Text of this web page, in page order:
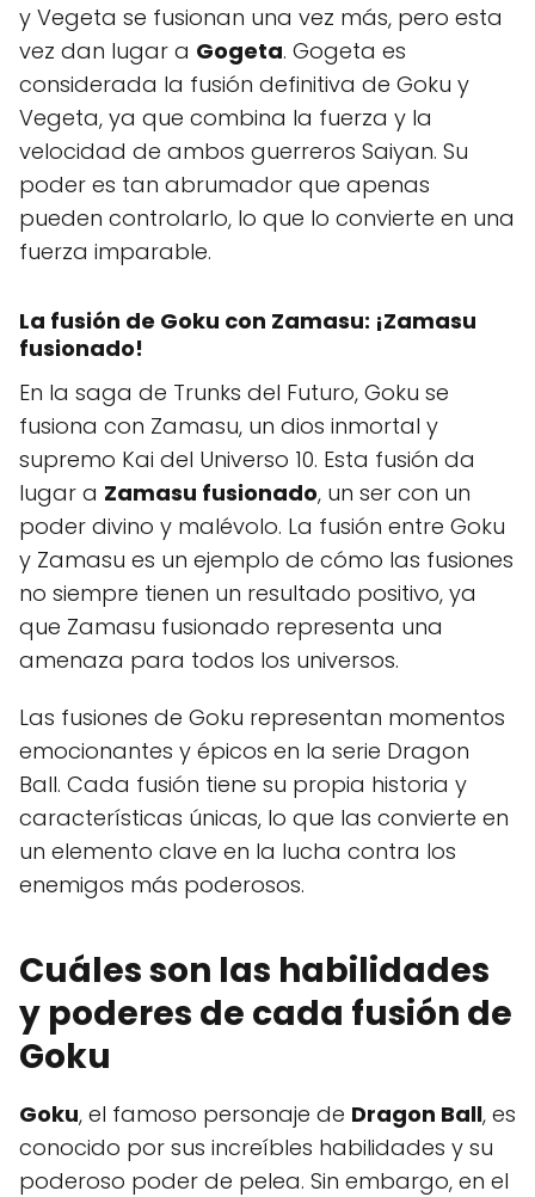
y Vegeta se fusionan una vez más, pero esta
vez dan lugar a Gogeta. Gogeta es
considerada la fusión definitiva de Goku y
Vegeta, ya que combina la fuerza y la
velocidad de ambos guerreros Saiyan. Su
poder es tan abrumador que apenas
pueden controlarlo, lo que lo convierte en una
fuerza imparable.
La fusión de Goku con Zamasu: ¡Zamasu
fusionado!
En la saga de Trunks del Futuro, Goku se
fusiona con Zamasu, un dios inmortal y
supremo Kai del Universo 10. Esta fusión da
lugar a Zamasu fusionado, un ser con un
poder divino y malévolo. La fusión entre Goku
y Zamasu es un ejemplo de cómo las fusiones
no siempre tienen un resultado positivo, ya
que Zamasu fusionado representa una
amenaza para todos los universos.
Las fusiones de Goku representan momentos
emocionantes y épicos en la serie Dragon
Ball. Cada fusión tiene su propia historia y
características únicas, lo que las convierte en
un elemento clave en la lucha contra los
enemigos más poderosos.
Cuáles son las habilidades
y poderes de cada fusión de
Goku
Goku, el famoso personaje de Dragon Ball, es
conocido por sus increíbles habilidades y su
poderoso poder de pelea. Sin embargo, en el